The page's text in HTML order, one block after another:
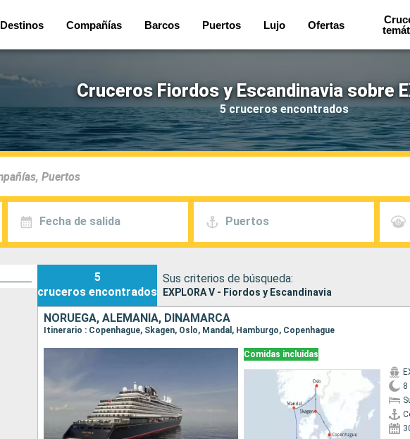
Destinos Compañías Barcos Puertos Lujo Ofertas
Cruceros Fiordos y Escandinavia sobre
5 cruceros encontrados
Fecha de salida Puertos
5
cruceros encontrados
Sus criterios de búsqueda:
EXPLORA V - Fiordos y Escandinavia
NORUEGA, ALEMANIA, DINAMARCA
Itinerario : Copenhague, Skagen, Oslo, Mandal, Hamburgo, Copenhague
Comidas incluidas
8